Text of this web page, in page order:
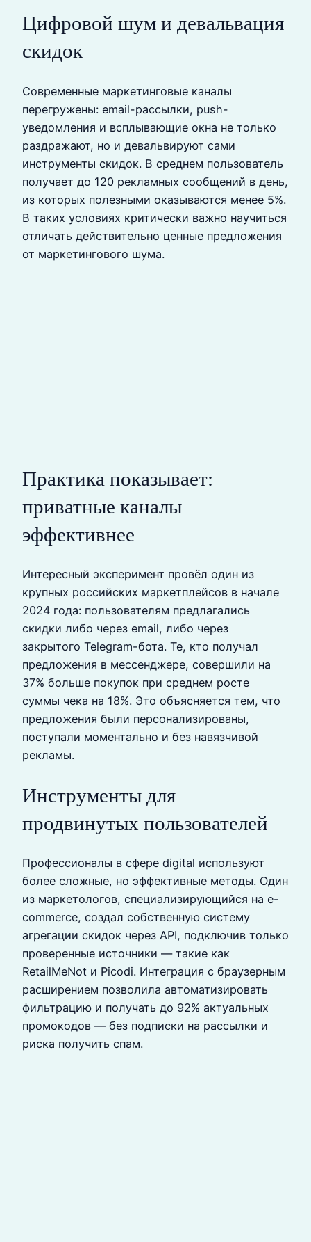
Цифровой шум и девальвация
скидок
Современные маркетинговые каналы
перегружены: email-рассылки, push-
уведомления и всплывающие окна не только
раздражают, но и девальвируют сами
инструменты скидок. В среднем пользователь
получает до 120 рекламных сообщений в день,
из которых полезными оказываются менее 5%.
В таких условиях критически важно научиться
отличать действительно ценные предложения
от маркетингового шума.
Практика показывает:
приватные каналы
эффективнее
Интересный эксперимент провёл один из
крупных российских маркетплейсов в начале
2024 года: пользователям предлагались
скидки либо через email, либо через
закрытого Telegram-бота. Те, кто получал
предложения в мессенджере, совершили на
37% больше покупок при среднем росте
суммы чека на 18%. Это объясняется тем, что
предложения были персонализированы,
поступали моментально и без навязчивой
рекламы.
Инструменты для
продвинутых пользователей
Профессионалы в сфере digital используют
более сложные, но эффективные методы. Один
из маркетологов, специализирующийся на e-
commerce, создал собственную систему
агрегации скидок через API, подключив только
проверенные источники — такие как
RetailMeNot и Picodi. Интеграция с браузерным
расширением позволила автоматизировать
фильтрацию и получать до 92% актуальных
промокодов — без подписки на рассылки и
риска получить спам.